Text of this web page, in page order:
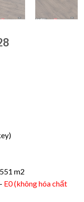
m2
E0 (không hóa chất